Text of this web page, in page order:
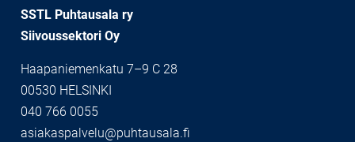
SSTL Puhtausala ry
Siivoussektori Oy
Haapaniemenkatu 7–9 C 28
00530 HELSINKI
040 766 0055
asiakaspalvelu@puhtausala.fi